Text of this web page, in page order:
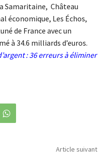
Samaritaine, Château
économique, Les Échos,
de France avec un
à 34.6 milliards d’euros.
: 36 erreurs à éliminer
Article suivant